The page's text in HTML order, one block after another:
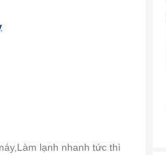
lạnh nhanh tức thì